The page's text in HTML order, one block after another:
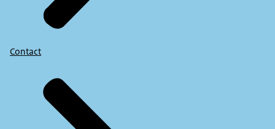
Contact